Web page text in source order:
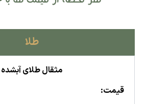
طلا
مثقال طلای آبشده
قیمت: